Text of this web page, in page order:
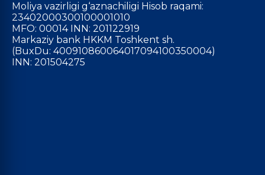
Moliya vazirligi g‘aznachiligi Hisob raqami:
23402000300100001010
MFO: 00014 INN: 201122919
Markaziy bank HKKM Toshkent sh.
(BuxDu: 400910860064017094100350004)
INN: 201504275